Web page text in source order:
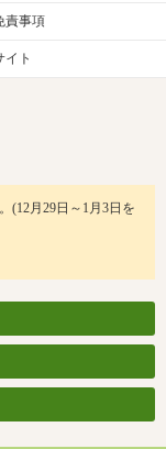
責事項
イト
(12月29日～1月3日を